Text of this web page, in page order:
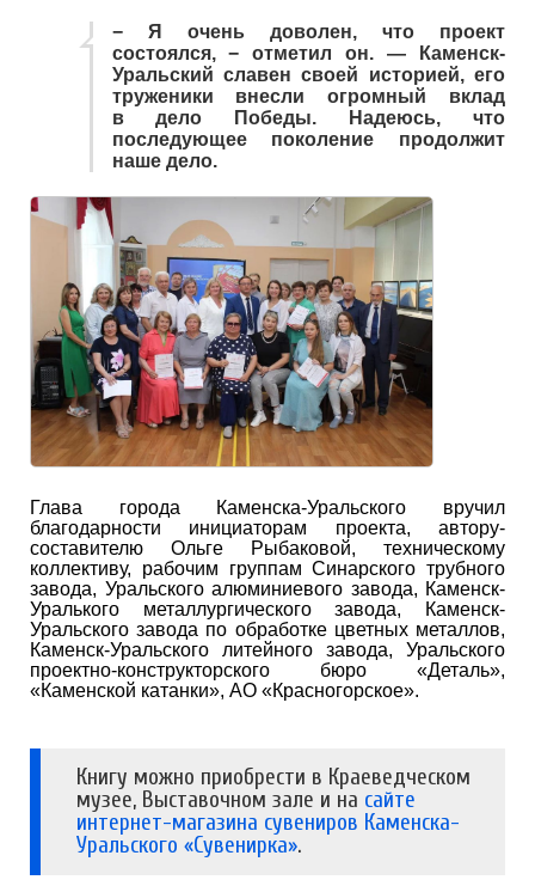
− Я очень доволен, что проект
состоялся, − отметил он. — Каменск-
Уральский славен своей историей, его
труженики внесли огромный вклад
в дело Победы. Надеюсь, что
последующее поколение продолжит
наше дело.
Глава города Каменска-Уральского вручил
благодарности инициаторам проекта, автору-
составителю Ольге Рыбаковой, техническому
коллективу, рабочим группам Синарского трубного
завода, Уральского алюминиевого завода, Каменск-
Уралького металлургического завода, Каменск-
Уральского завода по обработке цветных металлов,
Каменск-Уральского литейного завода, Уральского
проектно-конструкторского бюро «Деталь»,
«Каменской катанки», АО «Красногорское».
Книгу можно приобрести в Краеведческом
музее, Выставочном зале и на сайте
интернет-магазина сувениров Каменска-
Уральского «Сувенирка».